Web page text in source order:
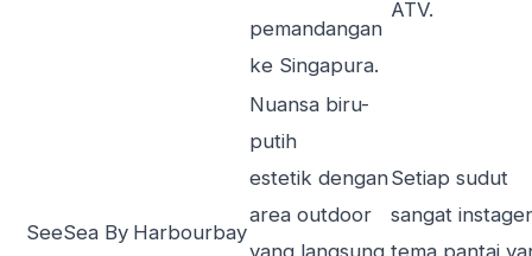
pemandangan
ke Singapura.
ATV.
SeeSea By Harbourbay
Nuansa biru-
putih
estetik dengan
area outdoor
yang langsung
Setiap sudut
sangat
tema pantai